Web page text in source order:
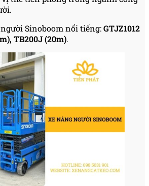
Sinoboom nổi tiếng:GTJZ1012
TB200J (20m).